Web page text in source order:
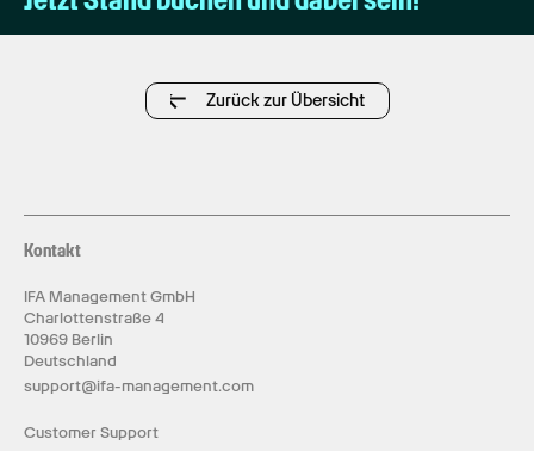
Zurück zur Übersicht
Kontakt
IFA Management GmbH
Charlottenstraße 4
10969 Berlin
Deutschland
support@ifa-management.com
Customer Support